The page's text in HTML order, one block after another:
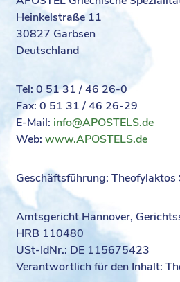
Heinkelstraße 11
30827 Garbsen
Deutschland
Tel: 0 51 31 / 46 26-0
Fax: 0 51 31 / 46 26-29
E-Mail: info@APOSTELS.de
Web: www.APOSTELS.de
Geschäftsführung: Theofylaktos
Amtsgericht Hannover,
HRB 110480
USt-IdNr.: DE 115675423
Verantwortlich für den Inhalt: